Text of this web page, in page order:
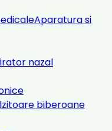
Aparatura si
nazal
biberoane